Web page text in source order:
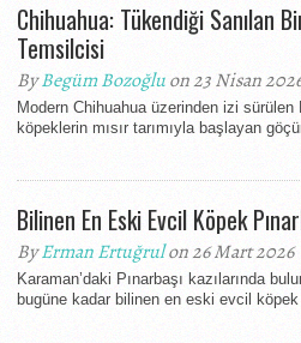
Chihuahua: Tükendiği Sanılan
Temsilcisi
ByBegüm Bozoğluon 23 Nisan
Modern Chihuahua üzerinden izi
köpeklerin mısır tarımıyla başlayan
Bilinen En Eski Evcil Köpek
ByErman Ertuğrulon 26 Mart 2026
Karaman’daki Pınarbaşı kazılarında
bugüne kadar bilinen en eski evcil köpek